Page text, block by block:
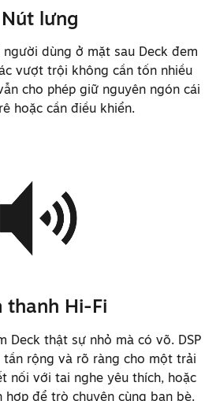
nguồn điện từ 1,5m
nguồn điện
của máy giờ vặn vào
kim loại
vít mặt sau thành
hình học cho đầu vít
rủi ro bong tróc
ốc vít được dùng
thiết bị
cần thiết cho việc
Nút lưng
dùng ở mặt sau Deck đem
vượt trội không cần tốn nhiều
cho phép giữ nguyên ngón cái
hoặc cần điều khiển.
thanh Hi-Fi
Deck thật sự nhỏ mà có võ. DSP
tần rộng và rõ ràng cho một trải
nối với tai nghe yêu thích, hoặc
để trò chuyện cùng bạn bè.